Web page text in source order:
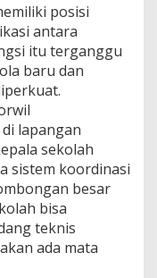
posisi
antara
itu terganggu
baru dan
lapangan
sekolah
sistem koordinasi
besar
bisa
teknis
ada mata